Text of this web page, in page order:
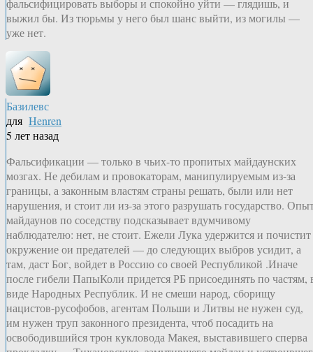
фальсифицировать выборы и спокойно уйти — глядишь, и
выжил бы. Из тюрьмы у него был шанс выйти, из могилы —
уже нет.
Базилевс
для Henren
5 лет назад
Фальсификации — только в чьих-то пропитых майдаунских
мозгах. Не дебилам и провокаторам, манипулируемым из-за
границы, а законным властям страны решать, были или нет
нарушения, и стоит ли из-за этого разрушать государство.
майдаунов по соседству подсказывает вдумчивому
наблюдателю: нет, не стоит. Ежели Лука удержится и почистит
окружение ои предателей — до следующих выбров усидит, а
там, даст Бог, войдет в Россию со своей Республикой .Иначе
после гибели ПапыКоли придется РБ присоединять по частям,
виде Народных Республик. И не смеши народ, сборищу
нацистов-русофобов, агентам Польши и Литвы не нужен суд,
им нужен труп законного президента, чтоб посадить на
освободившийся трон кукловода Макея, выставившего сперва